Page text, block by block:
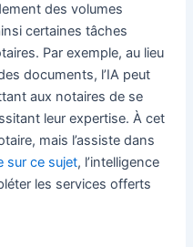
des volumes
certaines tâches
Par exemple, au lieu
documents, l’IA peut
aux notaires de se
leur expertise. À cet
mais l’assiste dans
sur ce sujet, l’intelligence
les services offerts